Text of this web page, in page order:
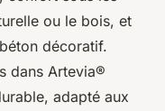
ou le bois, et
décoratif.
dans Artevia®
adapté aux